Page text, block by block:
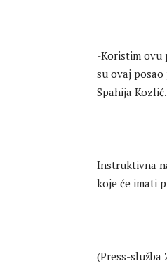
-Koristim ovu
su ovaj
Spahija Kozlić.
Instruktivna
koje će imati
(Press-služba